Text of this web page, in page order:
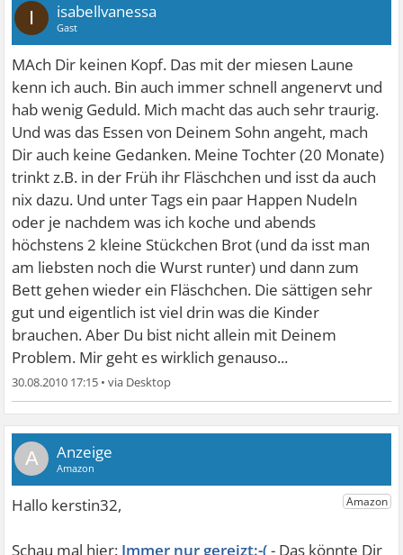
I isabellvanessa
Gast
MAch Dir keinen Kopf. Das mit der miesen Laune
kenn ich auch. Bin auch immer schnell angenervt und
hab wenig Geduld. Mich macht das auch sehr traurig.
Und was das Essen von Deinem Sohn angeht, mach
Dir auch keine Gedanken. Meine Tochter (20 Monate)
trinkt z.B. in der Früh ihr Fläschchen und isst da auch
nix dazu. Und unter Tags ein paar Happen Nudeln
oder je nachdem was ich koche und abends
höchstens 2 kleine Stückchen Brot (und da isst man
am liebsten noch die Wurst runter) und dann zum
Bett gehen wieder ein Fläschchen. Die sättigen sehr
gut und eigentlich ist viel drin was die Kinder
brauchen. Aber Du bist nicht allein mit Deinem
Problem. Mir geht es wirklich genauso...
30.08.2010 17:15 •
A
Immer nur gereizt:-(